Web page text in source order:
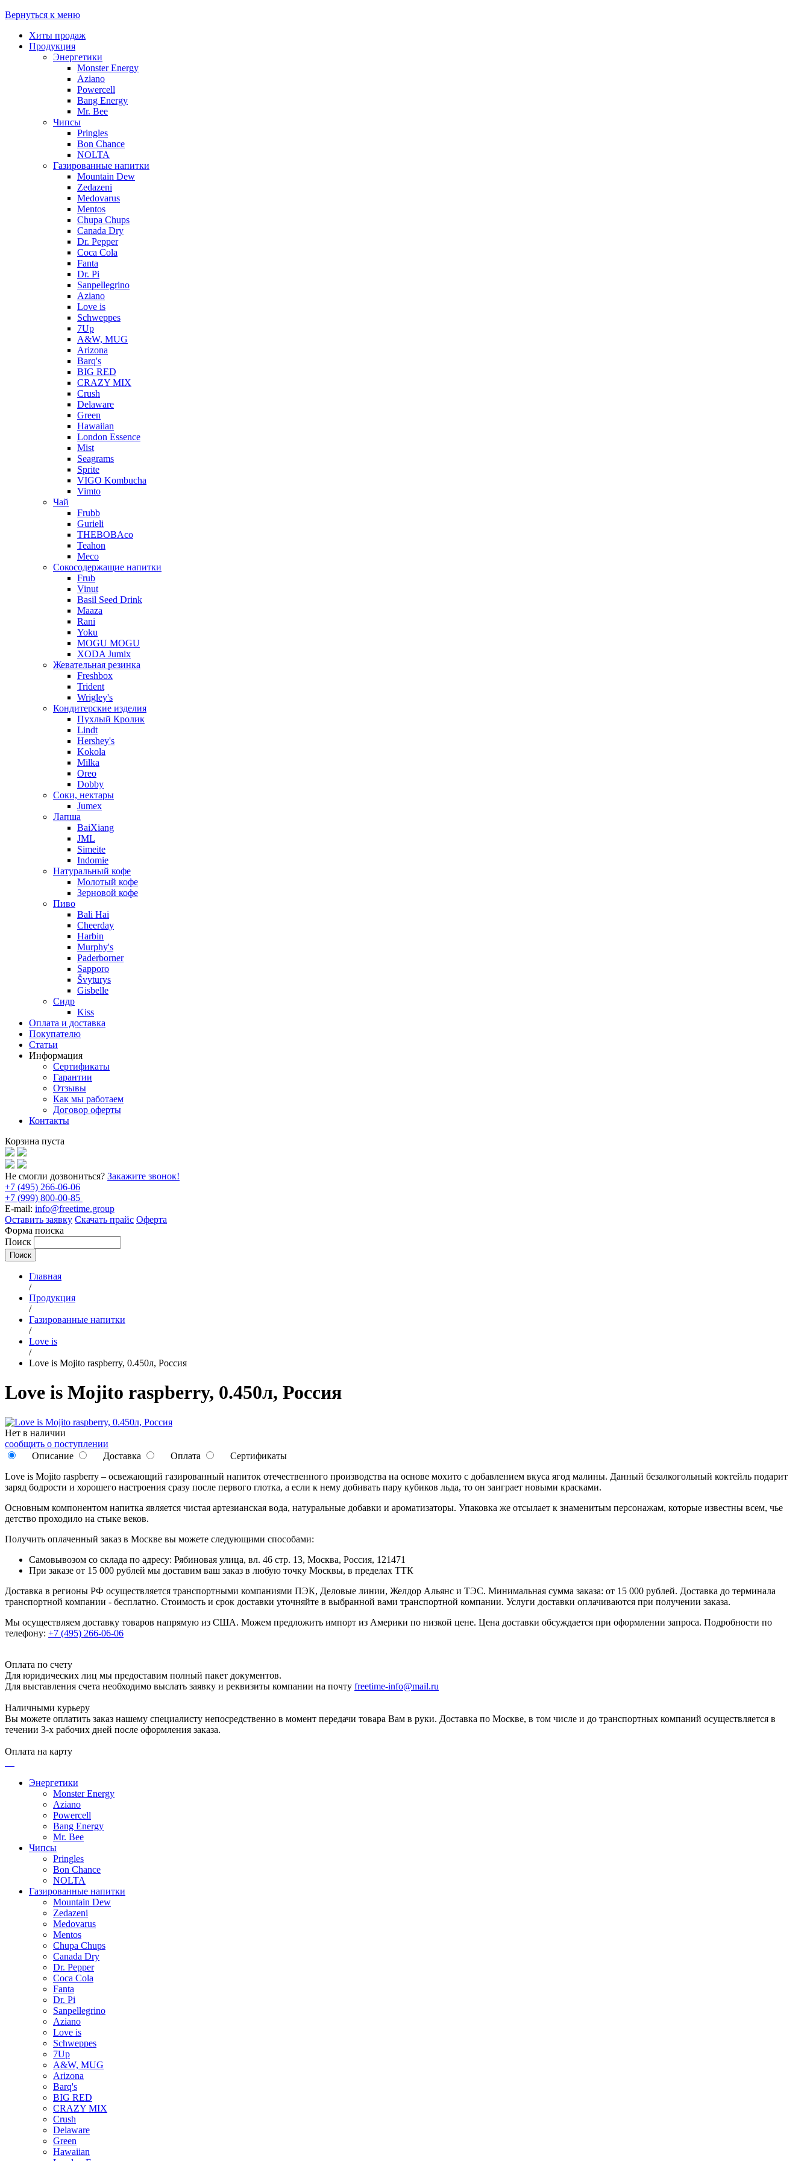
Вернуться к меню
Хиты продаж
Продукция
Энергетики
Monster Energy
Aziano
Powercell
Bang Energy
Mr. Bee
Чипсы
Pringles
Bon Chance
NOLTA
Газированные напитки
Mountain Dew
Zedazeni
Medovarus
Mentos
Chupa Chups
Canada Dry
Dr. Pepper
Coca Cola
Fanta
Dr. Pi
Sanpellegrino
Aziano
Love is
Schweppes
7Up
A&W, MUG
Arizona
Barq's
BIG RED
CRAZY MIX
Crush
Delaware
Green
Hawaiian
London Essence
Mist
Seagrams
Sprite
VIGO Kombucha
Vimto
Чай
Frubb
Gurieli
THEBOBAco
Teahon
Meco
Сокосодержащие напитки
Frub
Vinut
Basil Seed Drink
Maaza
Rani
Yoku
MOGU MOGU
XODA Jumix
Жевательная резинка
Freshbox
Trident
Wrigley's
Кондитерские изделия
Пухлый Кролик
Lindt
Hershey's
Kokola
Milka
Oreo
Dobby
Соки, нектары
Jumex
Лапша
BaiXiang
JML
Simeite
Indomie
Натуральный кофе
Молотый кофе
Зерновой кофе
Пиво
Bali Hai
Cheerday
Harbin
Murphy's
Paderborner
Sapporo
Švyturys
Gisbelle
Сидр
Kiss
Оплата и доставка
Покупателю
Статьи
Информация
Сертификаты
Гарантии
Отзывы
Как мы работаем
Договор оферты
Контакты
Корзина пуста
Не смогли дозвониться? Закажите звонок!
+7 (495) 266-06-06
+7 (999) 800-00-85
E-mail: info@freetime.group
Оставить заявку Скачать прайс Оферта
Форма поиска
Поиск
Главная
/
Продукция
/
Газированные напитки
/
Love is
/
Love is Mojito raspberry, 0.450л, Россия
Love is Mojito raspberry, 0.450л, Россия
Нет в наличии
сообщить о поступлении
Описание
Доставка Оплата
Сертификаты
Love is Mojito raspberry – освежающий газированный напиток отечественного производства на основе мохито с добавлением вкуса ягод малины. Данный безалкогольный коктейль подарит
заряд бодрости и хорошего настроения сразу после первого глотка, а если к нему добивать пару кубиков льда, то он заиграет новыми красками.
Основным компонентом напитка является чистая артезианская вода, натуральные добавки и ароматизаторы. Упаковка же отсылает к знаменитым персонажам, которые известны всем, чье
детство проходило на стыке веков.
Получить оплаченный заказ в Москве вы можете следующими способами:
Самовывозом со склада по адресу: Рябиновая улица, вл. 46 стр. 13, Москва, Россия, 121471
При заказе от 15 000 рублей мы доставим ваш заказ в любую точку Москвы, в пределах ТТК
Доставка в регионы РФ осуществляется транспортными компаниями ПЭК, Деловые линии, Желдор Альянс и ТЭС. Минимальная сумма заказа: от 15 000 рублей. Доставка до терминала
транспортной компании - бесплатно. Стоимость и срок доставки уточняйте в выбранной вами транспортной компании. Услуги доставки оплачиваются при получении заказа.
Мы осуществляем доставку товаров напрямую из США. Можем предложить импорт из Америки по низкой цене. Цена доставки обсуждается при оформлении запроса. Подробности по
телефону: +7 (495) 266-06-06
Оплата по счету
Для юридических лиц мы предоставим полный пакет документов.
Для выставления счета необходимо выслать заявку и реквизиты компании на почту freetime-info@mail.ru
Наличными курьеру
Вы можете оплатить заказ нашему специалисту непосредственно в момент передачи товара Вам в руки. Доставка по Москве, в том числе и до транспортных компаний осуществляется в
течении 3-х рабочих дней после оформления заказа.
Оплата на карту
Энергетики
Monster Energy
Aziano
Powercell
Bang Energy
Mr. Bee
Чипсы
Pringles
Bon Chance
NOLTA
Газированные напитки
Mountain Dew
Zedazeni
Medovarus
Mentos
Chupa Chups
Canada Dry
Dr. Pepper
Coca Cola
Fanta
Dr. Pi
Sanpellegrino
Aziano
Love is
Schweppes
7Up
A&W, MUG
Arizona
Barq's
BIG RED
CRAZY MIX
Crush
Delaware
Green
Hawaiian